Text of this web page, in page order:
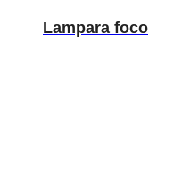
Lampara foco